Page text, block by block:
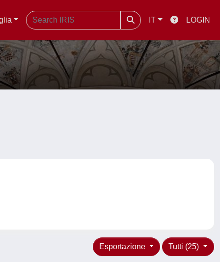
IT LOGIN
Tutti (25)
Esportazione